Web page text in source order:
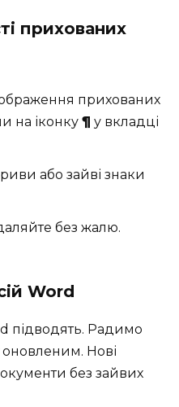
прихованих
прихованих
на іконку ¶ у вкладці
або зайві знаки
без жалю.
Word
підводять. Радимо
оновленим. Нові
без зайвих